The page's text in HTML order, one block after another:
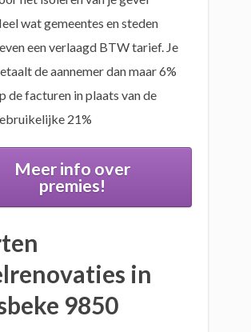
wat gemeentes en steden
een verlaagd BTW tarief. Je
de aannemer dan maar 6%
de facturen in plaats van de
21%
Meer info over
premies!
in
9850